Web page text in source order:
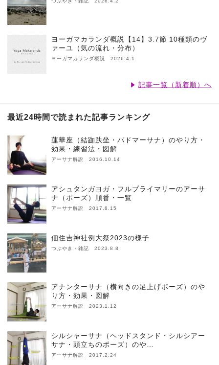
ヨーガマカランダ概説【14】3.7節 10種類のヴ
ァーユ（気の流れ・分布）
ヨーガマカランダ概説 2026.4.1
記事一覧（新着順）へ
最近24時間で読まれた記事ランキング
蓮華座（結跏趺坐・パドマーサナ）のやり方・
効果・練習法・図解
アーサナ解説 2016.10.14
アシュタンガヨガ・フルプライマリーのアーサ
ナ（ポーズ）順番・一覧
アーサナ解説 2017.8.15
佃住吉神社例大祭2023の様子
つぶやき・雑記 2023.8.8
アナンターサナ（横向きの足上げポーズ）のや
り方・効果・図解
アーサナ解説 2023.1.12
シルシャーサナ（ヘッドスタンド・シルシアー
サナ・頭立ちのポーズ）のや…
アーサナ解説 2017.2.24